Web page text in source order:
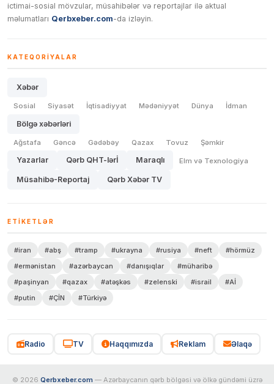
ictimai-sosial mövzular, müsahibələr və reportajlar ilə aktual
məlumatları Qerbxeber.com-da izləyin.
KATEQORIYALAR
Xəbər
Sosial Siyasət İqtisadiyyat Mədəniyyət Dünya İdman
Bölgə xəbərləri
Ağstafa Gəncə Gədəbəy Qazax Tovuz Şəmkir
Yazarlar Qərb QHT-lərİ Maraqlı Elm və Texnologiya
Müsahibə-Reportaj Qərb Xəbər TV
ETIKETLƏR
#iran #abş #tramp #ukrayna #rusiya #neft
#hörmüz
#ermənistan
#azərbaycan #danışıqlar
#müharibə
#paşinyan
#qazax #atəşkəs #zelenski #israil
#Aİ
#putin
#ÇİN #Türkiyə
Radio TV Haqqımızda Reklam Əlaqə
© 2026 Qerbxeber.com — Azərbaycanın qərb bölgəsi və ölkə gündəmi üzrə